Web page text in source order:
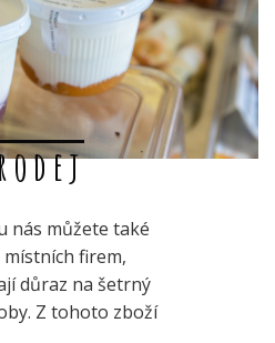
nás můžete také
firem,
důraz na šetrný
Z tohoto zboží